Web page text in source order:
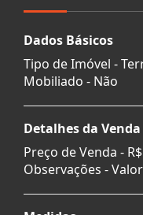
Dados Básicos
Tipo de Imóvel -
Mobiliado - Não
Detalhes da Venda
Preço de Venda -
Observações -